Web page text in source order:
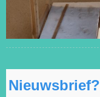
Nieuwsbrief?